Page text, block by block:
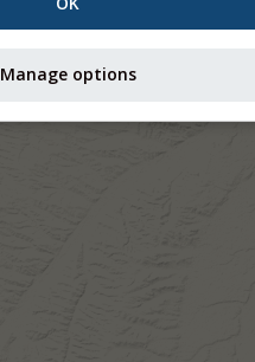
Manage options